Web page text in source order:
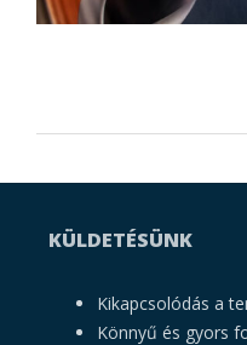
KÜLDETÉSÜNK
Kikapcsolódás a
Könnyű és gyors